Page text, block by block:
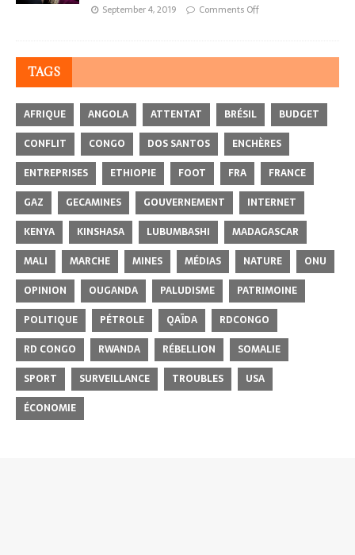
September 4, 2019 Comments Off
TAGS
AFRIQUE ANGOLA ATTENTAT BRÉSIL
BUDGET
CONFLIT
CONGO DOS SANTOS
ENCHÈRES
ENTREPRISES
ETHIOPIE FOOT FRA
FRANCE
GAZ
GECAMINES GOUVERNEMENT
INTERNET
KENYA
KINSHASA LUBUMBASHI
MADAGASCAR
MALI
MARCHE MINES MÉDIAS NATURE
ONU
OPINION
OUGANDA PALUDISME
PATRIMOINE
POLITIQUE
PÉTROLE QAÏDA
RDCONGO
RD CONGO
RWANDA RÉBELLION
SOMALIE
SPORT
SURVEILLANCE TROUBLES
USA
ÉCONOMIE